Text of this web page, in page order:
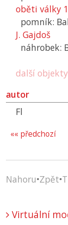
oběti války
pomník:
J. Gajdoš
náhrobek:
další objekty
autor
Fl
«« předchozí
Nahoru•Zpět•
Virtuální